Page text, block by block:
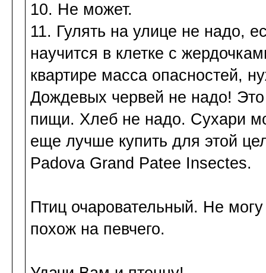
10. Не может.
11. Гулять на улице не надо,
научится в клетке с
квартире масса опасностей,
Дождевых червей не надо! Это
пищи. Хлеб не надо. Сухари
еще лучше купить для этой
Padova Grand Patee Insectes.
Птиц очаровательный. Не
похож на певчего.